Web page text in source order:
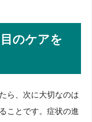
のケアを
ら、次に大切なのは
ことです。症状の進